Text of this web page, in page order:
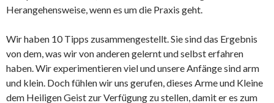
Herangehensweise, wenn es um die Praxis geht.
Wir haben 10 Tipps zusammengestellt. Sie sind das Ergebnis
von dem, was wir von anderen gelernt und selbst erfahren
haben. Wir experimentieren viel und unsere Anfänge sind arm
und klein. Doch fühlen wir uns gerufen, dieses Arme und Kleine
dem Heiligen Geist zur Verfügung zu stellen, damit er es zum